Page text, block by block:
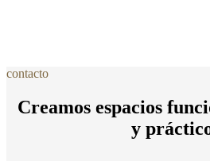
contacto
Creamos espacios
y